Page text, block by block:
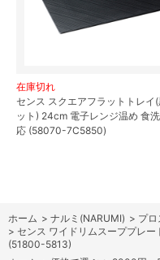
在庫切れ
センス スクエアフラットトレイ(
ット) 24cm 電子レンジ温め 食
応 (58070-7C5850)
ホーム > ナルミ(NARUMI) > プロ
> センス ワイドリムスーププレ
(51800-5813)